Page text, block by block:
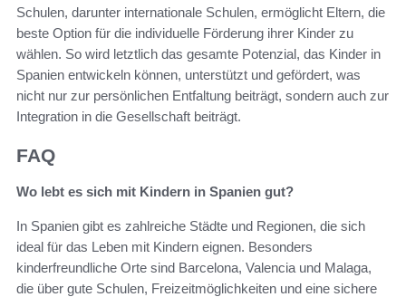
Schulen, darunter internationale Schulen, ermöglicht Eltern, die
beste Option für die individuelle Förderung ihrer Kinder zu
wählen. So wird letztlich das gesamte Potenzial, das Kinder in
Spanien entwickeln können, unterstützt und gefördert, was
nicht nur zur persönlichen Entfaltung beiträgt, sondern auch zur
Integration in die Gesellschaft beiträgt.
FAQ
Wo lebt es sich mit Kindern in Spanien gut?
In Spanien gibt es zahlreiche Städte und Regionen, die sich
ideal für das Leben mit Kindern eignen. Besonders
kinderfreundliche Orte sind Barcelona, Valencia und Malaga,
die über gute Schulen, Freizeitmöglichkeiten und eine sichere